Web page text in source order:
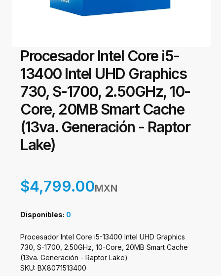
Procesador Intel Core i5-
13400 Intel UHD Graphics
730, S-1700, 2.50GHz, 10-
Core, 20MB Smart Cache
(13va. Generación - Raptor
Lake)
$4,799.00MXN
Disponibles: 0
Procesador Intel Core i5-13400 Intel UHD Graphics
730, S-1700, 2.50GHz, 10-Core, 20MB Smart Cache
(13va. Generación - Raptor Lake)
SKU: BX8071513400